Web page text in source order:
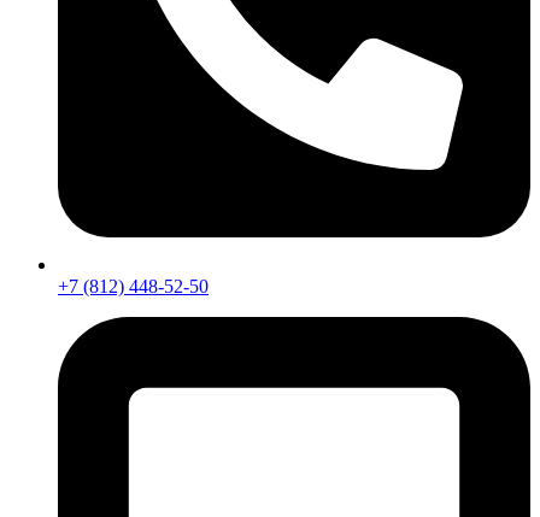
+7 (812) 448-52-50